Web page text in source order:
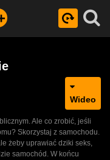
Wideo
Ale co zrobić, jeśli
Skorzystaj z samochodu.
żeby uprawiać dziki seks,
samochód. W końcu